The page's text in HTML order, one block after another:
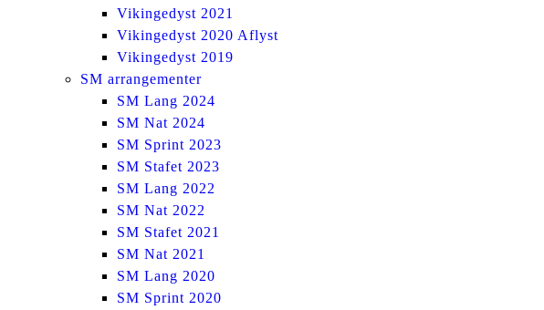
Vikingedyst 2021
Vikingedyst 2020 Aflyst
Vikingedyst 2019
SM arrangementer
SM Lang 2024
SM Nat 2024
SM Sprint 2023
SM Stafet 2023
SM Lang 2022
SM Nat 2022
SM Stafet 2021
SM Nat 2021
SM Lang 2020
SM Sprint 2020